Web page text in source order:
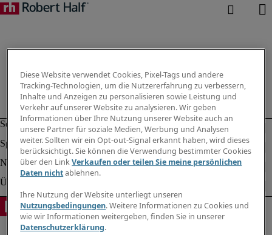
Diese Website verwendet Cookies, Pixel-Tags und andere
Tracking-Technologien, um die Nutzererfahrung zu verbessern,
Inhalte und Anzeigen zu personalisieren sowie Leistung und
Verkehr auf unserer Website zu analysieren. Wir geben
Informationen über Ihre Nutzung unserer Website auch an
unsere Partner für soziale Medien, Werbung und Analysen
weiter. Sollten wir ein Opt-out-Signal erkannt haben, wird dieses
berücksichtigt. Sie können die Verwendung bestimmter Cookies
über den LinkVerkaufen oder teilen Sie meine persönlichen
Daten nichtablehnen.
Ihre Nutzung der Website unterliegt unseren
Nutzungsbedingungen. Weitere Informationen zu Cookies und
wie wir Informationen weitergeben, finden Sie in unserer
Datenschutzerklärung.